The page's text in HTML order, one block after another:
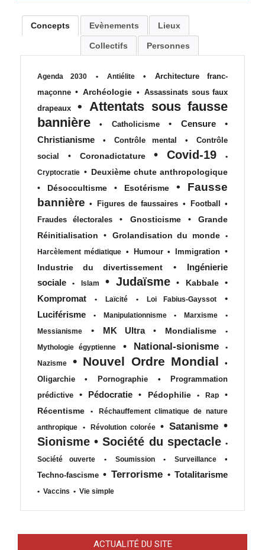
Concepts Evènements Lieux
Collectifs Personnes
Agenda 2030 • Antiélite •
Architecture franc-
maçonne • Archéologie • Assassinats sous faux
drapeaux
• Attentats sous fausse
bannière
• Catholicisme • Censure
•
Christianisme
• Contrôle mental •
Contrôle
social
• Coronadictature • Covid-19
•
Cryptocratie • Deuxième chute anthropologique
•
Désoccultisme • Esotérisme •
Fausse
bannière • Figures de faussaires • Football
•
Fraudes électorales
• Gnosticisme •
Grande
Réinitialisation
• Grolandisation du monde
•
Harcèlement médiatique • Humour • Immigration •
Industrie du divertissement
•
Ingénierie
sociale
• Islam • Judaïsme • Kabbale
•
Kompromat
• Laïcité • Loi Fabius-Gayssot
•
Luciférisme
• Manipulationnisme • Marxisme
•
Messianisme
• MK Ultra • Mondialisme
•
Mythologie égyptienne
• National-sionisme
•
Nazisme
• Nouvel Ordre Mondial
•
Oligarchie
• Pornographie •
Programmation
prédictive
• Pédocratie • Pédophilie • Rap
•
Récentisme
•
Réchauffement climatique de nature
anthropique
• Révolution colorée • Satanisme •
Sionisme • Société du spectacle •
Société ouverte
• Soumission • Surveillance
•
Techno-fascisme • Terrorisme • Totalitarisme
• Vaccins • Vie simple
ACTUALITÉ DU SITE